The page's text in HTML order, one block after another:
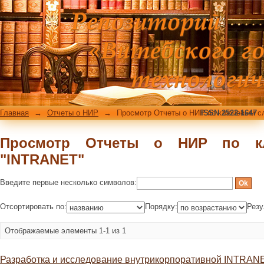
Просмотр Отчеты о НИР по
Главная → Отчеты о НИР → Просмотр Отчеты о НИР по ключевым
ISSN 2522-1647
Просмотр Отчеты о НИР по
"INTRANET"
Введите первые несколько символов:
Отсортировать по: Порядку:
Отображаемые элементы 1-1 из 1
Разработка и исследование внутрикорпоративной